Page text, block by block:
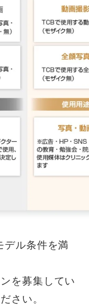
ル条件を満
を募集してい
さい。